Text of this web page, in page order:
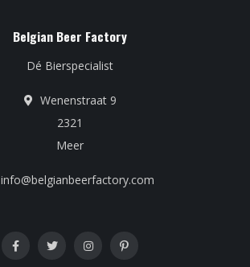
Belgian Beer Factory
Dé Bierspecialist
Wenenstraat 9
2321
Meer
info@belgianbeerfactory.com